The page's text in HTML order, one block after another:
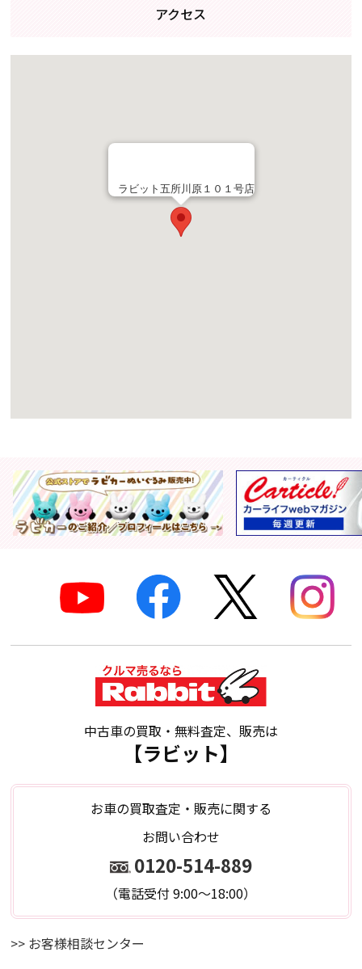
アクセス
ラビット五所川原１０１号店
中古車の買取・無料査定、販売は
【ラビット】
お車の買取査定・販売に関する
お問い合わせ
0120-514-889
（電話受付 9:00～18:00）
>> お客様相談センター